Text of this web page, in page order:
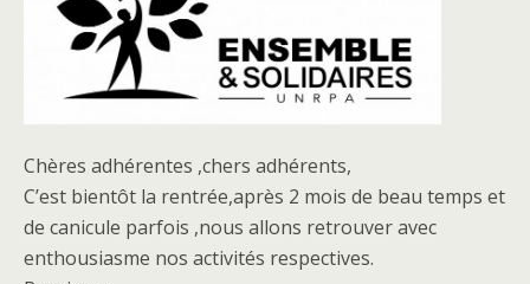
Chères adhérentes ,chers adhérents,
C’est bientôt la rentrée,après 2 mois de beau temps et
de canicule parfois ,nous allons retrouver avec
enthousiasme nos activités respectives.